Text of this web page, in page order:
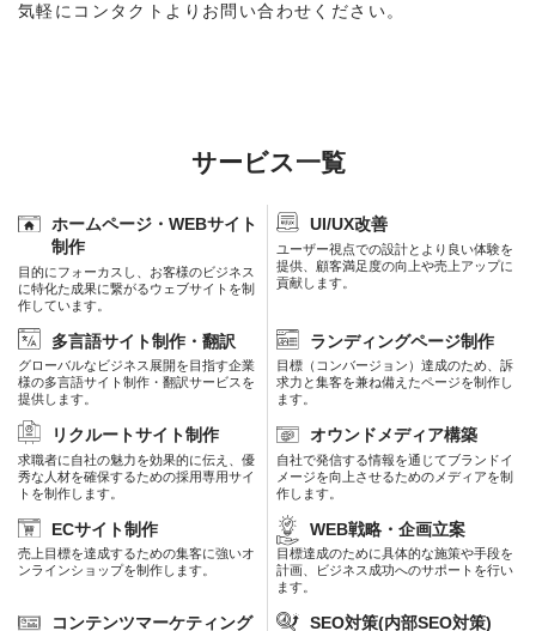
気軽にコンタクトよりお問い合わせください。
サービス一覧
ホームページ・WEBサイト
制作
目的にフォーカスし、お客様のビジネス
に特化た成果に繋がるウェブサイトを制
作しています。
UI/UX改善
ユーザー視点での設計とより良い体験を
提供、顧客満足度の向上や売上アップに
貢献します。
多言語サイト制作・翻訳
グローバルなビジネス展開を目指す企業
様の多言語サイト制作・翻訳サービスを
提供します。
ランディングページ制作
目標（コンバージョン）達成のため、訴
求力と集客を兼ね備えたページを制作し
ます。
リクルートサイト制作
求職者に自社の魅力を効果的に伝え、優
秀な人材を確保するための採用専用サイ
トを制作します。
オウンドメディア構築
自社で発信する情報を通じてブランドイ
メージを向上させるためのメディアを制
作します。
ECサイト制作
売上目標を達成するための集客に強いオ
ンラインショップを制作します。
WEB戦略・企画立案
目標達成のために具体的な施策や手段を
計画、ビジネス成功へのサポートを行い
ます。
コンテンツマーケティング SEO対策(内部SEO対策)